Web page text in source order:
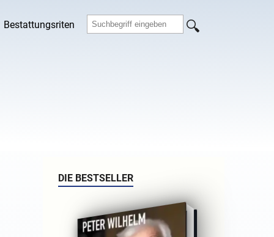
Bestattungsriten
DIE BESTSELLER